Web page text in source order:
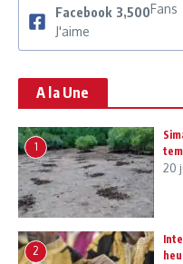
Facebook 3,500Fans
J'aime
A la Une
1
20
2